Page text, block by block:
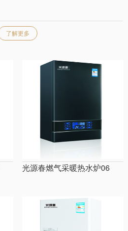
了解更多
光源春燃气采暖热水炉06